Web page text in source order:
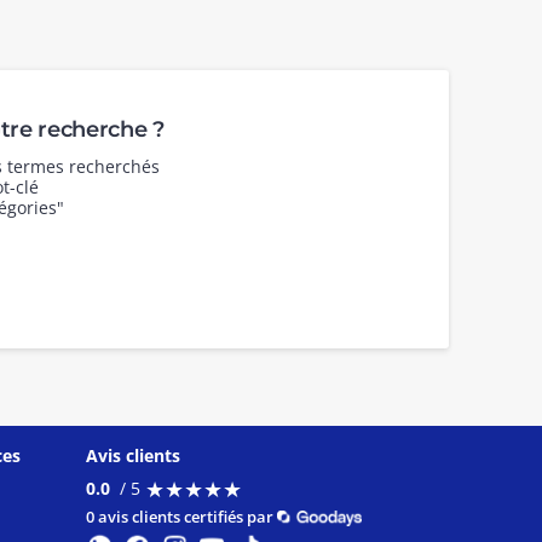
recherche ?
recherchés
clé
Avis clients
0.0 / 5 ★★★★★
★★★★★
0 avis clients certifiés par